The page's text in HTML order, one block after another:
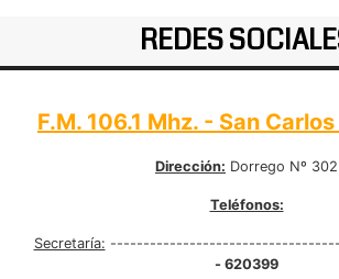
REDES
F.M. 106.1 Mhz. - San
Dirección: Dorrego Nº 302
Teléfonos:
Secretaría:
- 620399